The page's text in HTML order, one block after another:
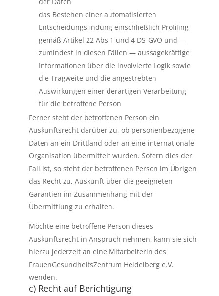
das Bestehen einer automatisierten
Entscheidungsfindung einschließlich Profiling
gemäß Artikel 22 Abs.1 und 4 DS-GVO und —
zumindest in diesen Fällen — aussagekräftige
Informationen über die involvierte Logik sowie
die Tragweite und die angestrebten
Auswirkungen einer derartigen Verarbeitung
für die betroffene Person
Ferner steht der betroffenen Person ein
Auskunftsrecht darüber zu, ob personenbezogene
Daten an ein Drittland oder an eine internationale
Organisation übermittelt wurden. Sofern dies der
Fall ist, so steht der betroffenen Person im Übrigen
das Recht zu, Auskunft über die geeigneten
Garantien im Zusammenhang mit der
Übermittlung zu erhalten.
Möchte eine betroffene Person dieses
Auskunftsrecht in Anspruch nehmen, kann sie sich
hierzu jederzeit an eine Mitarbeiterin des
FrauenGesundheitsZentrum Heidelberg e.V.
wenden.
c) Recht auf Berichtigung